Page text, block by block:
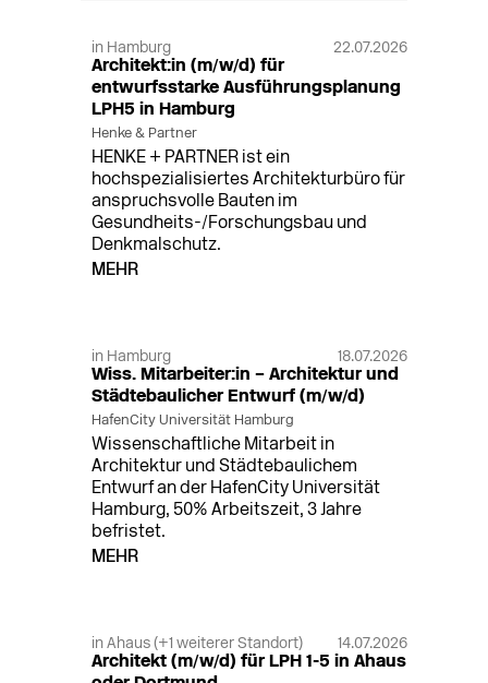
in Hamburg 22.07.2026
Architekt:in (m/w/d) für
entwurfsstarke Ausführungsplanung
LPH5 in Hamburg
Henke & Partner
HENKE + PARTNER ist ein
hochspezialisiertes Architekturbüro für
anspruchsvolle Bauten im
Gesundheits-/Forschungsbau und
Denkmalschutz.
MEHR
in Hamburg 18.07.2026
Wiss. Mitarbeiter:in – Architektur und
Städtebaulicher Entwurf (m/w/d)
HafenCity Universität Hamburg
Wissenschaftliche Mitarbeit in
Architektur und Städtebaulichem
Entwurf an der HafenCity Universität
Hamburg, 50% Arbeitszeit, 3 Jahre
befristet.
MEHR
in Ahaus (+1 weiterer Standort) 14.07.2026
Architekt (m/w/d) für LPH 1-5 in Ahaus